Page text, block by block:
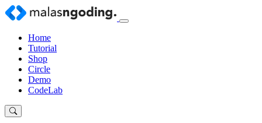
Home
Tutorial
Shop
Circle
Demo
CodeLab